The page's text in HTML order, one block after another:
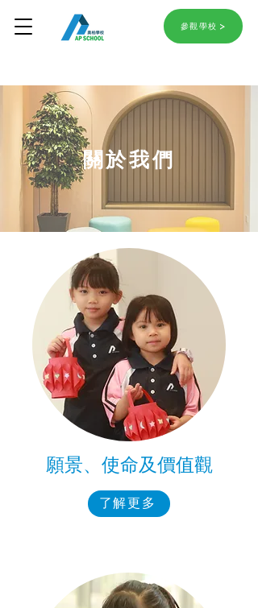
參觀學校
關於我們
願景、使命及價值觀
了解更多